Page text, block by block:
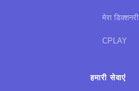
मेरा डिक्शनरी
CPLAY
हमारी सेवाएं